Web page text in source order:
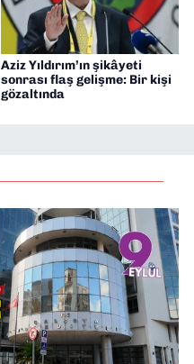
Aziz Yıldırım’ın şikâyeti
sonrası flaş gelişme: Bir kişi
gözaltında